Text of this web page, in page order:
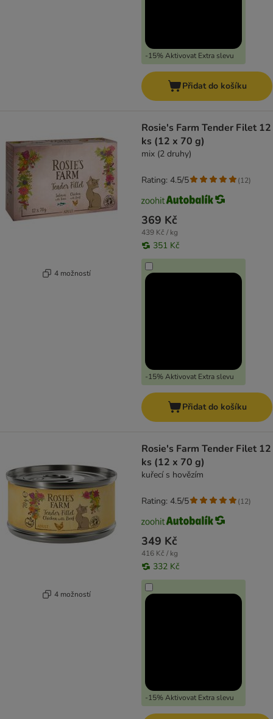
-15% Aktivovat Extra slevu
Přidat do košíku
4 možností
Rosie's Farm Tender Filet 12
ks (12 x 70 g)
mix (2 druhy)
369 Kč
439 Kč / kg
351 Kč
-15% Aktivovat Extra slevu
Rating: 4.5/5 (12)
Přidat do košíku
4 možností
Rosie's Farm Tender Filet 12
ks (12 x 70 g)
kuřecí s hovězím
349 Kč
416 Kč / kg
332 Kč
-15% Aktivovat Extra slevu
Rating: 4.5/5 (12)